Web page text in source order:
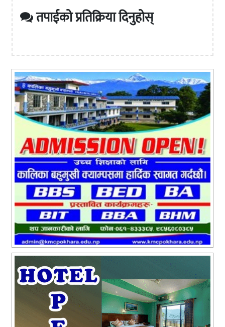
तपाईको प्रतिक्रिया दिनुहोस्